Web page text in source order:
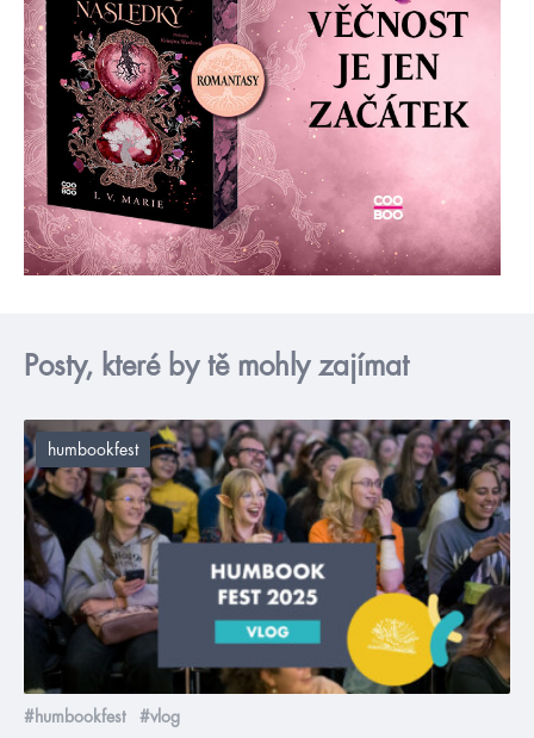
Posty, které by tě mohly zajímat
humbookfest
#humbookfest #vlog